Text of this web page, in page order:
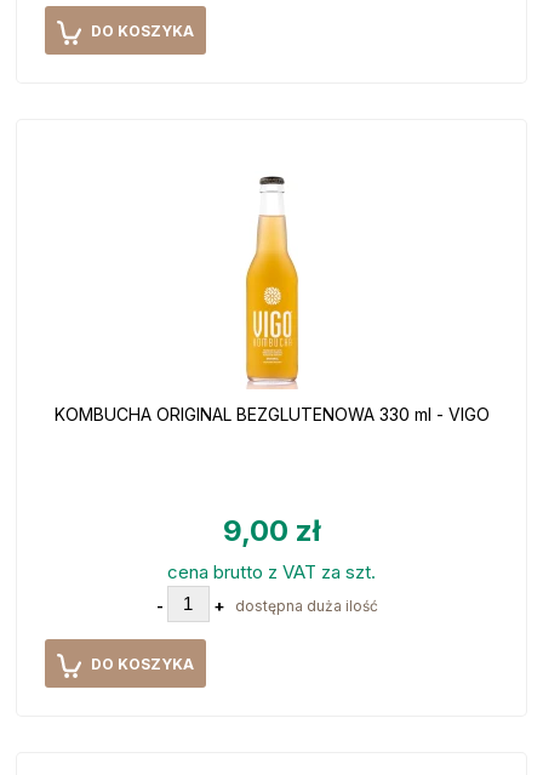
DO KOSZYKA
KOMBUCHA ORIGINAL BEZGLUTENOWA 330 ml - VIGO
9,00 zł
cena brutto z VAT za szt.
- + dostępna duża ilość
DO KOSZYKA